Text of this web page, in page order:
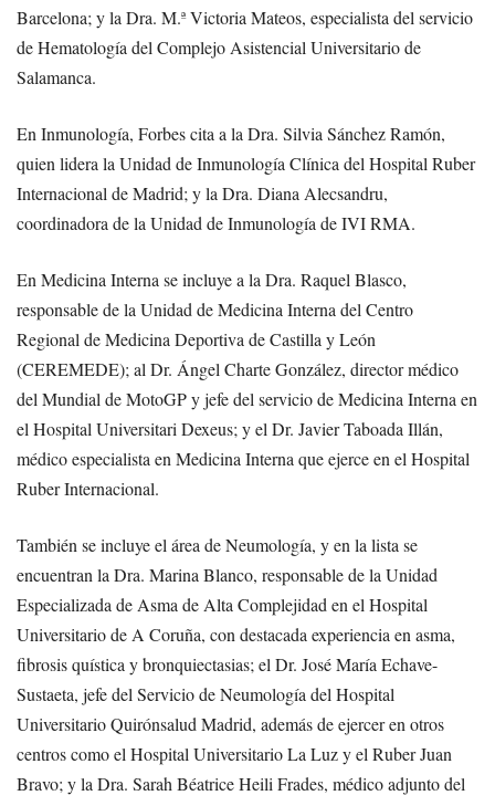
Barcelona; y la Dra. M.ª Victoria Mateos, especialista del servicio
de Hematología del Complejo Asistencial Universitario de
Salamanca.
En Inmunología, Forbes cita a la Dra. Silvia Sánchez Ramón,
quien lidera la Unidad de Inmunología Clínica del Hospital Ruber
Internacional de Madrid; y la Dra. Diana Alecsandru,
coordinadora de la Unidad de Inmunología de IVI RMA.
En Medicina Interna se incluye a la Dra. Raquel Blasco,
responsable de la Unidad de Medicina Interna del Centro
Regional de Medicina Deportiva de Castilla y León
(CEREMEDE); al Dr. Ángel Charte González, director médico
del Mundial de MotoGP y jefe del servicio de Medicina Interna en
el Hospital Universitari Dexeus; y el Dr. Javier Taboada Illán,
médico especialista en Medicina Interna que ejerce en el Hospital
Ruber Internacional.
También se incluye el área de Neumología, y en la lista se
encuentran la Dra. Marina Blanco, responsable de la Unidad
Especializada de Asma de Alta Complejidad en el Hospital
Universitario de A Coruña, con destacada experiencia en asma,
fibrosis quística y bronquiectasias; el Dr. José María Echave-
Sustaeta, jefe del Servicio de Neumología del Hospital
Universitario Quirónsalud Madrid, además de ejercer en otros
centros como el Hospital Universitario La Luz y el Ruber Juan
Bravo; y la Dra. Sarah Béatrice Heili Frades, médico adjunto del